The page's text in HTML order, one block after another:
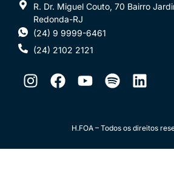
R. Dr. Miguel Couto, 70 Bairro
Redonda-RJ
(24) 9 9999-6461
(24) 2102 2121
H.FOA – Todos os direitos